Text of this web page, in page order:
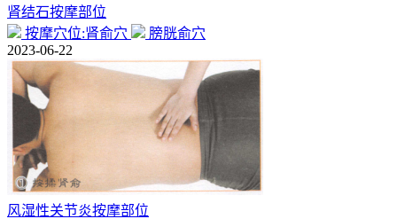
肾结石按摩部位
按摩穴位:肾俞穴
膀胱俞穴
2023-06-22
风湿性关节炎按摩部位